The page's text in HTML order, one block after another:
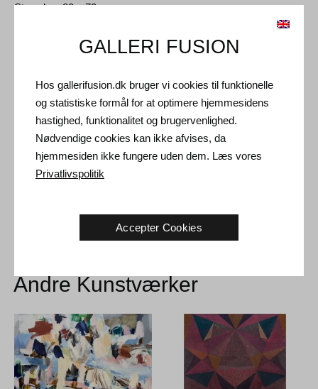
Størrelse: 80 x 70 cm
Leveringstid: 3-5 hverdage inden for Danmark.
Forsendelse: Salgsprisen er inklusiv levering. Læs
handelsbetingelser
Håndtering: Sendes sikkert og forsikret. Mere information
kontakt os
Andre Kunstværker
GALLERI FUSION
Hos gallerifusion.dk bruger vi cookies til funktionelle
og statistiske formål for at optimere hjemmesidens
hastighed, funktionalitet og brugervenlighed.
Nødvendige cookies kan ikke afvises, da
hjemmesiden ikke fungere uden dem. Læs vores
Privatlivspolitik
Accepter Cookies